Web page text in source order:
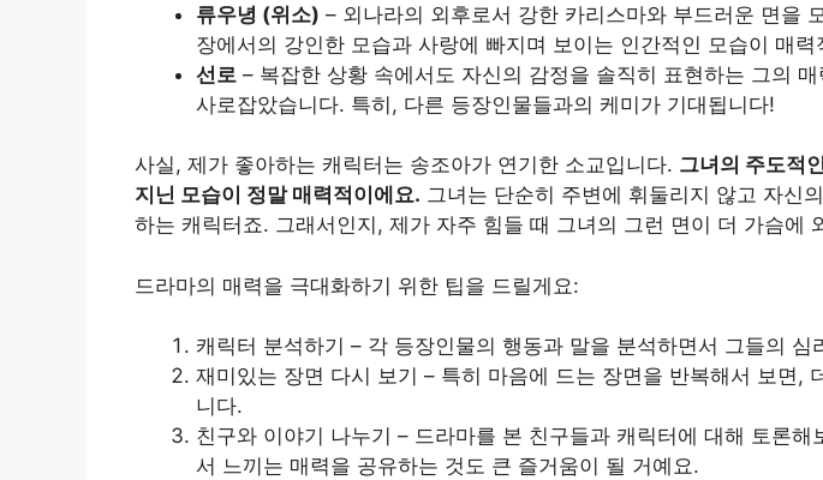
류우녕 (위소) – 외나라의 외후로서 강한 카리스마와 부드러운 면을
장에서의 강인한 모습과 사랑에 빠지며 보이는 인간적인 모습이 매력
선로 – 복잡한 상황 속에서도 자신의 감정을 솔직히 표현하는 그의
사로잡았습니다. 특히, 다른 등장인물들과의 케미가 기대됩니다!
사실, 제가 좋아하는 캐릭터는 송조아가 연기한 소교입니다. 그녀의 주도적
지닌 모습이 정말 매력적이에요. 그녀는 단순히 주변에 휘둘리지 않고 자신
하는 캐릭터죠. 그래서인지, 제가 자주 힘들 때 그녀의 그런 면이 더 가슴에
드라마의 매력을 극대화하기 위한 팁을 드릴게요:
캐릭터 분석하기 – 각 등장인물의 행동과 말을 분석하면서 그들의 심
재미있는 장면 다시 보기 – 특히 마음에 드는 장면을 반복해서 보면,
니다.
친구와 이야기 나누기 – 드라마를 본 친구들과 캐릭터에 대해 토론해
서 느끼는 매력을 공유하는 것도 큰 즐거움이 될 거예요.